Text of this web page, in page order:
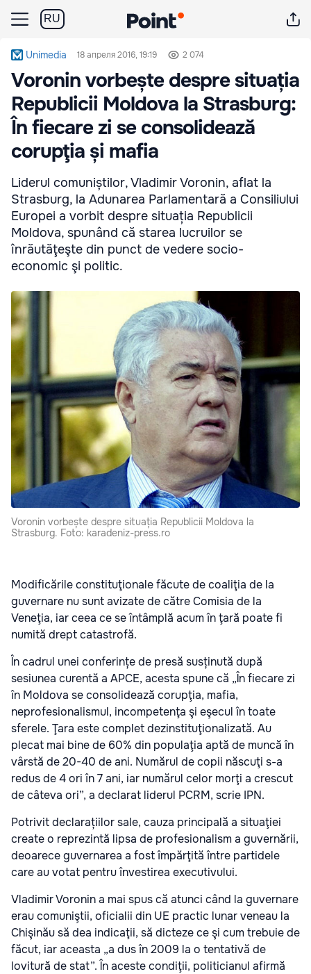
RU
Unimedia 18 апреля 2016, 19:19 2 074
Voronin vorbește despre situația
Republicii Moldova la Strasburg:
În fiecare zi se consolidează
corupţia și mafia
Liderul comuniștilor, Vladimir Voronin, aflat la
Strasburg, la Adunarea Parlamentară a Consiliului
Europei a vorbit despre situația Republicii
Moldova, spunând că starea lucruilor se
înrăutăţeşte din punct de vedere socio-
economic şi politic.
Voronin vorbește despre situația Republicii Moldova la
Strasburg. Foto: karadeniz-press.ro
Modificările constituţionale făcute de coaliţia de la
guvernare nu sunt avizate de către Comisia de la
Veneţia, iar ceea ce se întâmplă acum în ţară poate fi
numită drept catastrofă.
În cadrul unei conferințe de presă susținută după
sesiunea curentă a APCE, acesta spune că „În fiecare zi
în Moldova se consolidează corupţia, mafia,
neprofesionalismul, incompetenţa şi eşecul în toate
sferele. Ţara este complet dezinstituţionalizată. Au
plecat mai bine de 60% din populaţia aptă de muncă în
vârstă de 20-40 de ani. Numărul de copii născuţi s-a
redus de 4 ori în 7 ani, iar numărul celor morţi a crescut
de câteva ori”, a declarat liderul PCRM, scrie IPN.
Potrivit declarațiilor sale, cauza principală a situaţiei
create o reprezintă lipsa de profesionalism a guvernării,
deoarece guvernarea a fost împărţită între partidele
care au votat pentru învestirea executivului.
Vladimir Voronin a mai spus că atunci când la guvernare
erau comuniştii, oficialii din UE practic lunar veneau la
Chişinău să dea indicaţii, să dicteze ce şi cum trebuie de
făcut, iar aceasta „a dus în 2009 la o tentativă de
lovitură de stat”. În aceste condiţii, politicianul afirmă